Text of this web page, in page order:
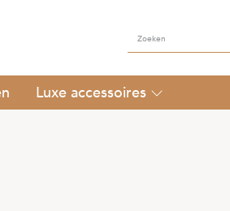
Luxe accessoires